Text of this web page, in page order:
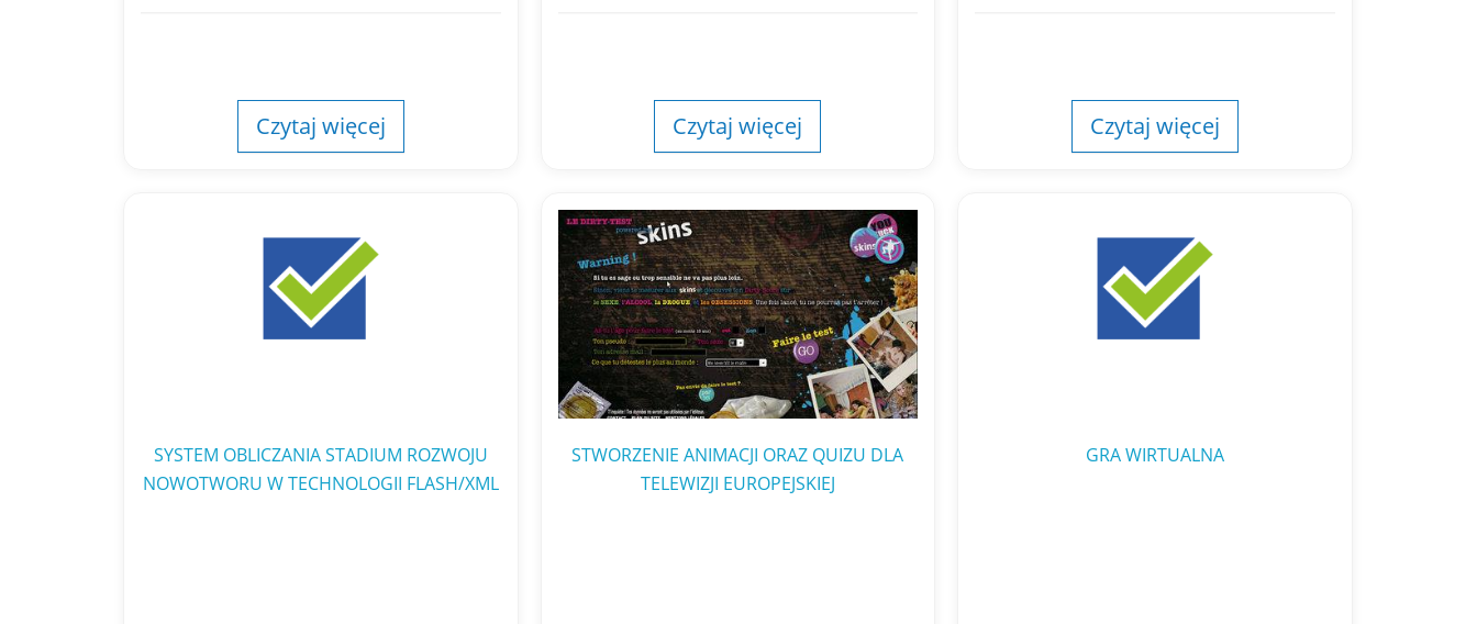
Czytaj więcej Czytaj więcej Czytaj więcej
SYSTEM OBLICZANIA STADIUM ROZWOJU
NOWOTWORU W TECHNOLOGII FLASH/XML
STWORZENIE ANIMACJI ORAZ QUIZU DLA
TELEWIZJI EUROPEJSKIEJ
GRA WIRTUALNA